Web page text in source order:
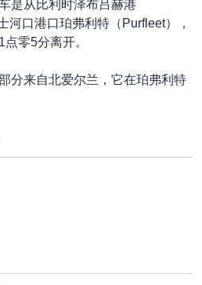
是从比利时泽布吕赫港
河口港口珀弗利特（Purfleet），
零5分离开。
分来自北爱尔兰，它在珀弗利特